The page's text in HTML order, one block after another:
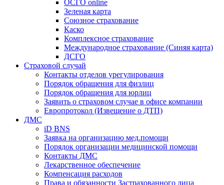
ОСГО online
Зеленая карта
Союзное страхование
Каско
Комплексное страхование
Международное страхование (Синяя карта)
ДСГО
Страховой случай
Контакты отделов урегулирования
Порядок обращения для физлиц
Порядок обращения для юрлиц
Заявить о страховом случае в офисе компании
Европротокол (Извещение о ДТП)
ДМС
iD BNS
Заявка на организацию мед.помощи
Порядок организации медицинской помощи
Контакты ДМС
Лекарственное обеспечение
Компенсация расходов
Права и обязанности Застрахованного лица